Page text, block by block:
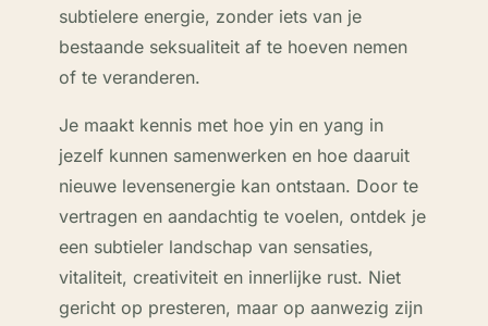
subtielere energie, zonder iets van je
bestaande seksualiteit af te hoeven nemen
of te veranderen.
Je maakt kennis met hoe yin en yang in
jezelf kunnen samenwerken en hoe daaruit
nieuwe levensenergie kan ontstaan. Door te
vertragen en aandachtig te voelen, ontdek je
een subtieler landschap van sensaties,
vitaliteit, creativiteit en innerlijke rust. Niet
gericht op presteren, maar op aanwezig zijn